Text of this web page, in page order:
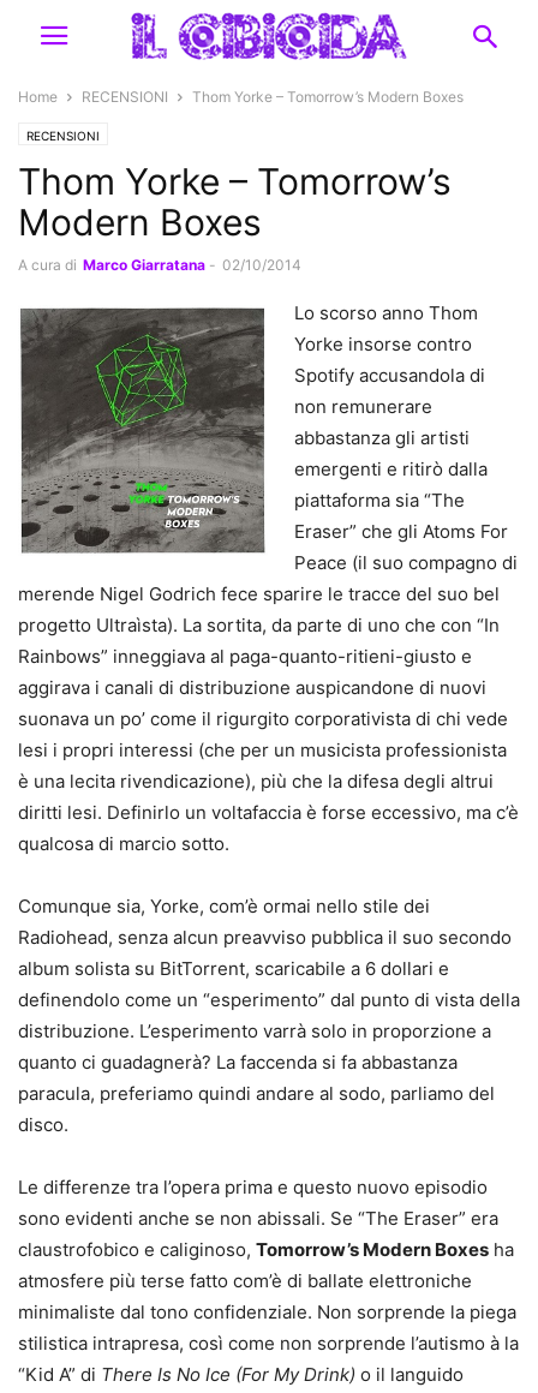
Home RECENSIONI Thom Yorke – Tomorrow’s Modern Boxes
RECENSIONI
Thom Yorke – Tomorrow’s
Modern Boxes
A cura di Marco Giarratana - 02/10/2014
Lo scorso anno Thom
Yorke insorse contro
Spotify accusandola di
non remunerare
abbastanza gli artisti
emergenti e ritirò dalla
piattaforma sia “The
Eraser” che gli Atoms For
Peace (il suo compagno di
merende Nigel Godrich fece sparire le tracce del suo bel
progetto Ultraìsta). La sortita, da parte di uno che con “In
Rainbows” inneggiava al paga-quanto-ritieni-giusto e
aggirava i canali di distribuzione auspicandone di nuovi
suonava un po’ come il rigurgito corporativista di chi vede
lesi i propri interessi (che per un musicista professionista
è una lecita rivendicazione), più che la difesa degli altrui
diritti lesi. Definirlo un voltafaccia è forse eccessivo, ma c’è
qualcosa di marcio sotto.
Comunque sia, Yorke, com’è ormai nello stile dei
Radiohead, senza alcun preavviso pubblica il suo secondo
album solista su BitTorrent, scaricabile a 6 dollari e
definendolo come un “esperimento” dal punto di vista della
distribuzione. L’esperimento varrà solo in proporzione a
quanto ci guadagnerà? La faccenda si fa abbastanza
paracula, preferiamo quindi andare al sodo, parliamo del
disco.
Le differenze tra l’opera prima e questo nuovo episodio
sono evidenti anche se non abissali. Se “The Eraser” era
claustrofobico e caliginoso, Tomorrow’s Modern Boxes ha
atmosfere più terse fatto com’è di ballate elettroniche
minimaliste dal tono confidenziale. Non sorprende la piega
stilistica intrapresa, così come non sorprende l’autismo à la
“Kid A” di There Is No Ice (For My Drink) o il languido